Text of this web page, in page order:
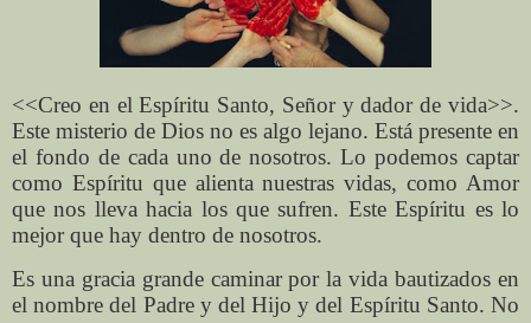
<<Creo en el Espíritu Santo, Señor y dador de vida>>.
Este misterio de Dios no es algo lejano. Está presente en
el fondo de cada uno de nosotros. Lo podemos captar
como Espíritu que alienta nuestras vidas, como Amor
que nos lleva hacia los que sufren. Este Espíritu es lo
mejor que hay dentro de nosotros.
Es una gracia grande caminar por la vida bautizados en
el nombre del Padre y del Hijo y del Espíritu Santo. No